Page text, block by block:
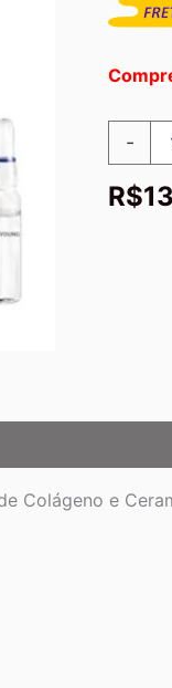
-
de
R$
Colágeno e